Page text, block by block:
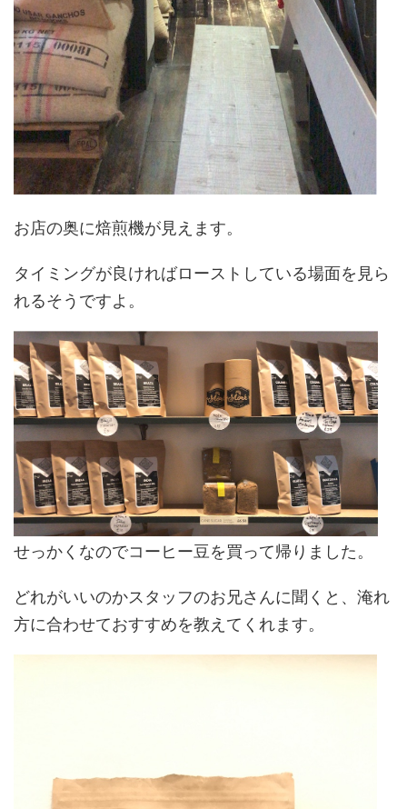
お店の奥に焙煎機が見えます。
タイミングが良ければローストしている場面を見ら
れるそうですよ。
せっかくなのでコーヒー豆を買って帰りました。
どれがいいのかスタッフのお兄さんに聞くと、淹れ
方に合わせておすすめを教えてくれます。